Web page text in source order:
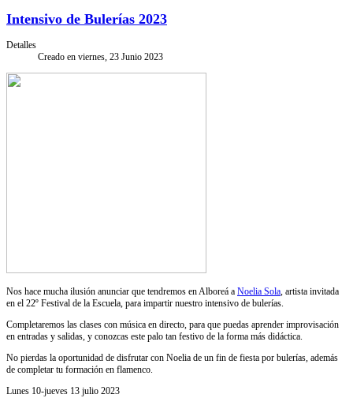
Intensivo de Bulerías 2023
Detalles
Creado en viernes, 23 Junio 2023
Nos hace mucha ilusión anunciar que tendremos en Alboreá a Noelia Sola, artista invitada
en el 22º Festival de la Escuela, para impartir nuestro intensivo de bulerías.
Completaremos las clases con música en directo, para que puedas aprender improvisación
en entradas y salidas, y conozcas este palo tan festivo de la forma más didáctica.
No pierdas la oportunidad de disfrutar con Noelia de un fin de fiesta por bulerías, además
de completar tu formación en flamenco.
Lunes 10-jueves 13 julio 2023